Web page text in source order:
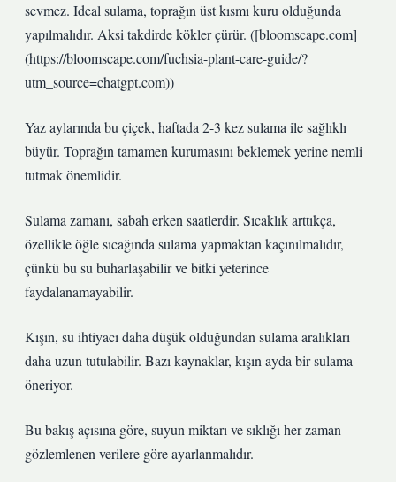
sevmez. Ideal sulama, toprağın üst kısmı kuru olduğunda
yapılmalıdır. Aksi takdirde kökler çürür. ([bloomscape.com]
(https://bloomscape.com/fuchsia-plant-care-guide/?
utm_source=chatgpt.com))
Yaz aylarında bu çiçek, haftada 2-3 kez sulama ile sağlıklı
büyür. Toprağın tamamen kurumasını beklemek yerine nemli
tutmak önemlidir.
Sulama zamanı, sabah erken saatlerdir. Sıcaklık arttıkça,
özellikle öğle sıcağında sulama yapmaktan kaçınılmalıdır,
çünkü bu su buharlaşabilir ve bitki yeterince
faydalanamayabilir.
Kışın, su ihtiyacı daha düşük olduğundan sulama aralıkları
daha uzun tutulabilir. Bazı kaynaklar, kışın ayda bir sulama
öneriyor.
Bu bakış açısına göre, suyun miktarı ve sıklığı her zaman
gözlemlenen verilere göre ayarlanmalıdır.